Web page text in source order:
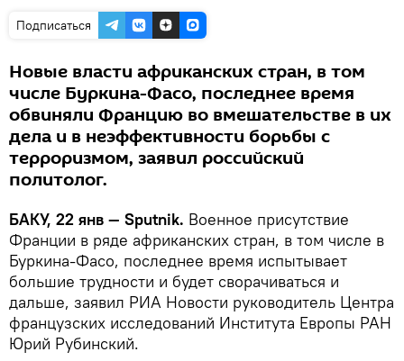
Подписаться
Новые власти африканских стран, в том
числе Буркина-Фасо, последнее время
обвиняли Францию во вмешательстве в их
дела и в неэффективности борьбы с
терроризмом, заявил российский
политолог.
БАКУ, 22 янв — Sputnik. Военное присутствие
Франции в ряде африканских стран, в том числе в
Буркина-Фасо, последнее время испытывает
большие трудности и будет сворачиваться и
дальше, заявил РИА Новости руководитель Центра
французских исследований Института Европы РАН
Юрий Рубинский.